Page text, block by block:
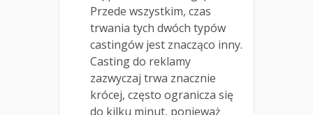
Przede wszystkim, czas
trwania tych dwóch typów
castingów jest znacząco inny.
Casting do reklamy
zazwyczaj trwa znacznie
krócej, często ogranicza się
do kilku minut, ponieważ